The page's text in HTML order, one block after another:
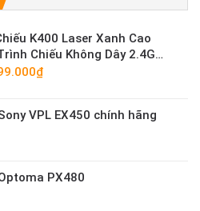
K400 Laser Xanh Cao
Chiếu Không Dây 2.4G
VPL EX450 chính hãng
PX480